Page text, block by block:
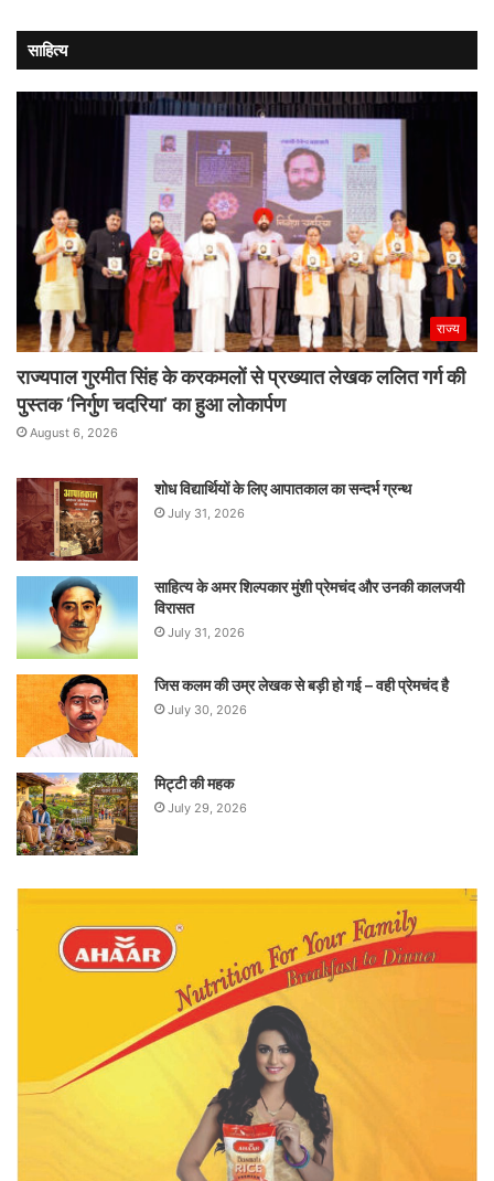
साहित्य
राज्य
राज्यपाल गुरमीत सिंह के करकमलों से प्रख्यात लेखक ललित गर्ग की
पुस्तक ‘निर्गुण चदरिया’ का हुआ लोकार्पण
August 6, 2026
शोध विद्यार्थियों के लिए आपातकाल का सन्दर्भ ग्रन्थ
July 31, 2026
साहित्य के अमर शिल्पकार मुंशी प्रेमचंद और उनकी कालजयी
विरासत
July 31, 2026
जिस कलम की उम्र लेखक से बड़ी हो गई – वही प्रेमचंद है
July 30, 2026
मिट्टी की महक
July 29, 2026